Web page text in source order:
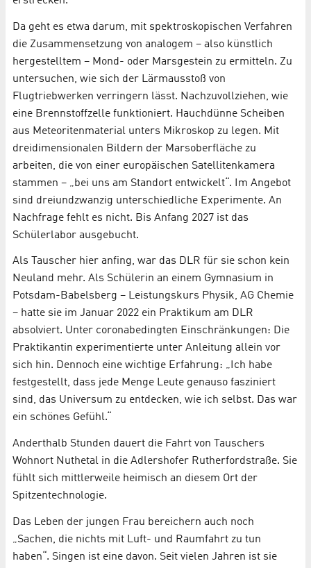
Da geht es etwa darum, mit spektroskopischen Verfahren
die Zusammensetzung von analogem – also künstlich
hergestelltem – Mond- oder Marsgestein zu ermitteln. Zu
untersuchen, wie sich der Lärmausstoß von
Flugtriebwerken verringern lässt. Nachzuvollziehen, wie
eine Brennstoffzelle funktioniert. Hauchdünne Scheiben
aus Meteoritenmaterial unters Mikroskop zu legen. Mit
dreidimensionalen Bildern der Marsoberfläche zu
arbeiten, die von einer europäischen Satellitenkamera
stammen – „bei uns am Standort entwickelt“. Im Angebot
sind dreiundzwanzig unterschiedliche Experimente. An
Nachfrage fehlt es nicht. Bis Anfang 2027 ist das
Schülerlabor ausgebucht.
Als Tauscher hier anfing, war das DLR für sie schon kein
Neuland mehr. Als Schülerin an einem Gymnasium in
Potsdam-Babelsberg – Leistungskurs Physik, AG Chemie
– hatte sie im Januar 2022 ein Praktikum am DLR
absolviert. Unter coronabedingten Einschränkungen: Die
Praktikantin experimentierte unter Anleitung allein vor
sich hin. Dennoch eine wichtige Erfahrung: „Ich habe
festgestellt, dass jede Menge Leute genauso fasziniert
sind, das Universum zu entdecken, wie ich selbst. Das war
ein schönes Gefühl.“
Anderthalb Stunden dauert die Fahrt von Tauschers
Wohnort Nuthetal in die Adlershofer Rutherfordstraße. Sie
fühlt sich mittlerweile heimisch an diesem Ort der
Spitzentechnologie.
Das Leben der jungen Frau bereichern auch noch
„Sachen, die nichts mit Luft- und Raumfahrt zu tun
haben“. Singen ist eine davon. Seit vielen Jahren ist sie